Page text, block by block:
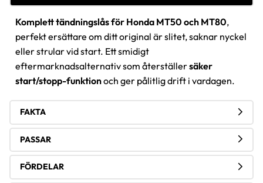
Komplett tändningslås för Honda MT50 och MT80,
perfekt ersättare om ditt original är slitet, saknar nyckel
eller strular vid start. Ett smidigt
eftermarknadsalternativ som återställersäker
start/stopp-funktionoch ger pålitlig drift i vardagen.
FAKTA
PASSAR
FÖRDELAR